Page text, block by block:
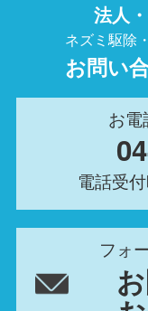
法人
ネズミ駆除
お問い
お電
電話受
フォ